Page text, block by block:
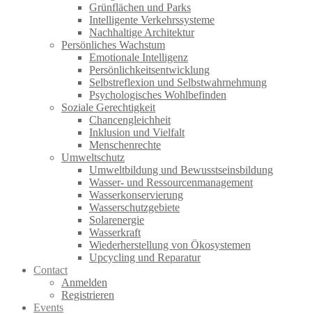
Grünflächen und Parks
Intelligente Verkehrssysteme
Nachhaltige Architektur
Persönliches Wachstum
Emotionale Intelligenz
Persönlichkeitsentwicklung
Selbstreflexion und Selbstwahrnehmung
Psychologisches Wohlbefinden
Soziale Gerechtigkeit
Chancengleichheit
Inklusion und Vielfalt
Menschenrechte
Umweltschutz
Umweltbildung und Bewusstseinsbildung
Wasser- und Ressourcenmanagement
Wasserkonservierung
Wasserschutzgebiete
Solarenergie
Wasserkraft
Wiederherstellung von Ökosystemen
Upcycling und Reparatur
Contact
Anmelden
Registrieren
Events